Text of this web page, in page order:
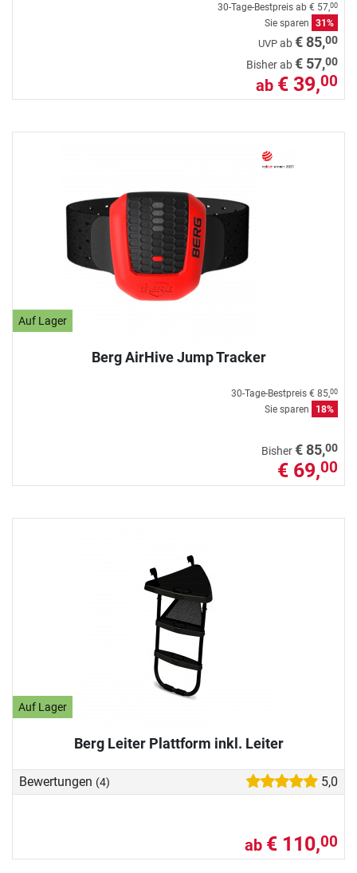
30-Tage-Bestpreis ab € 57,00
Sie sparen 31%
UVP ab€ 85,00
Bisher ab€ 57,00
ab € 39,00
Auf Lager
Berg AirHive Jump Tracker
30-Tage-Bestpreis € 85,00
Sie sparen 18%
Bisher€ 85,00
€ 69,00
Auf Lager
Berg Leiter Plattform inkl. Leiter
Bewertungen (4) 5,0
ab € 110,00